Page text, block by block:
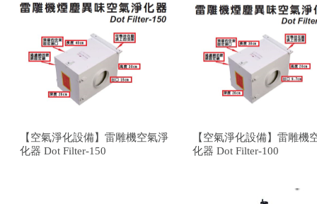
【空氣淨化設備】雷雕機空氣淨
化器 Dot Filter-150
【空氣淨化設備】雷雕機
化器 Dot Filter-100